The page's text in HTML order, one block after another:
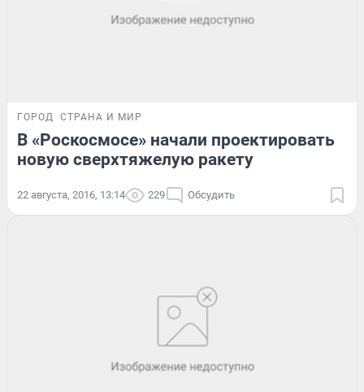
ГОРОД СТРАНА И МИР
В «Роскосмосе» начали проектировать
новую сверхтяжелую ракету
22 августа, 2016, 13:14 229 Обсудить